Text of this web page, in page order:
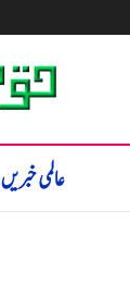
عالمی خبریں